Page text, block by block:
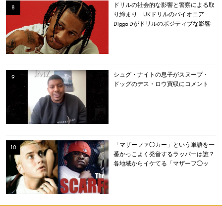
ドリルの社会的な影響と警察による取
り締まり UKドリルのパイオニア
Digga Dがドリルのポジティブな影響
シュグ・ナイトの息子がスヌープ・
ドッグのデス・ロウ買収にコメント
「マザーファ◯カー」という単語を一
番かっこよく発音するラッパーは誰？
各地域からイケてる「マザーフ◯ッ